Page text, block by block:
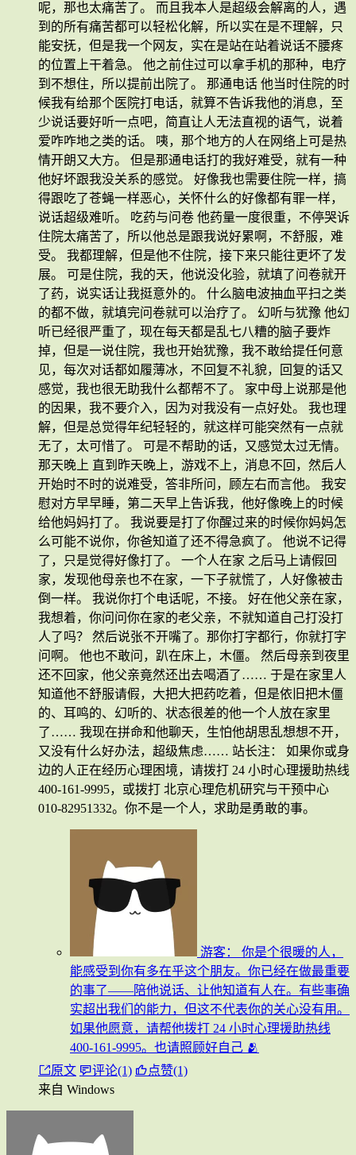
呢，那也太痛苦了。 而且我本人是超级会解离的人，遇
到的所有痛苦都可以轻松化解，所以实在是不理解，只
能安抚，但是我一个网友，实在是站在站着说话不腰疼
的位置上干着急。 他之前住过可以拿手机的那种，电疗
到不想住，所以提前出院了。 那通电话 他当时住院的时
候我有给那个医院打电话，就算不告诉我他的消息，至
少说话要好听一点吧，简直让人无法直视的语气，说着
爱咋咋地之类的话。 咦，那个地方的人在网络上可是热
情开朗又大方。 但是那通电话打的我好难受，就有一种
他好坏跟我没关系的感觉。 好像我也需要住院一样，搞
得跟吃了苍蝇一样恶心，关怀什么的好像都有罪一样，
说话超级难听。 吃药与问卷 他药量一度很重，不停哭诉
住院太痛苦了，所以他总是跟我说好累啊，不舒服，难
受。 我都理解，但是他不住院，接下来只能往更坏了发
展。 可是住院，我的天，他说没化验，就填了问卷就开
了药，说实话让我挺意外的。 什么脑电波抽血平扫之类
的都不做，就填完问卷就可以治疗了。 幻听与犹豫 他幻
听已经很严重了，现在每天都是乱七八糟的脑子要炸
掉，但是一说住院，我也开始犹豫，我不敢给提任何意
见，每次对话都如履薄冰，不回复不礼貌，回复的话又
感觉，我也很无助我什么都帮不了。 家中母上说那是他
的因果，我不要介入，因为对我没有一点好处。 我也理
解，但是总觉得年纪轻轻的，就这样可能突然有一点就
无了，太可惜了。 可是不帮助的话，又感觉太过无情。
那天晚上 直到昨天晚上，游戏不上，消息不回，然后人
开始时不时的说难受，答非所问，顾左右而言他。 我安
慰对方早早睡，第二天早上告诉我，他好像晚上的时候
给他妈妈打了。 我说要是打了你醒过来的时候你妈妈怎
么可能不说你，你爸知道了还不得急疯了。 他说不记得
了，只是觉得好像打了。 一个人在家 之后马上请假回
家，发现他母亲也不在家，一下子就慌了，人好像被击
倒一样。 我说你打个电话呢，不接。 好在他父亲在家，
我想着，你问问你在家的老父亲，不就知道自己打没打
人了吗？ 然后说张不开嘴了。那你打字都行，你就打字
问啊。 他也不敢问，趴在床上，木僵。 然后母亲到夜里
还不回家，他父亲竟然还出去喝酒了…… 于是在家里人
知道他不舒服请假，大把大把药吃着，但是依旧把木僵
的、耳鸣的、幻听的、状态很差的他一个人放在家里
了…… 我现在拼命和他聊天，生怕他胡思乱想想不开，
又没有什么好办法，超级焦虑…… 站长注： 如果你或身
边的人正在经历心理困境，请拨打 24 小时心理援助热线
400-161-9995，或拨打 北京心理危机研究与干预中心
010-82951332。你不是一个人，求助是勇敢的事。
游客：
你是个很暖的人，
能感受到你有多在乎这个朋友。你已经在做最重要
的事了——陪他说话、让他知道有人在。有些事确
实超出我们的能力，但这不代表你的关心没有用。
如果他愿意，请帮他拨打 24 小时心理援助热线
400-161-9995。也请照顾好自己 🫂
原文
评论(1)
点赞(1)
来自 Windows